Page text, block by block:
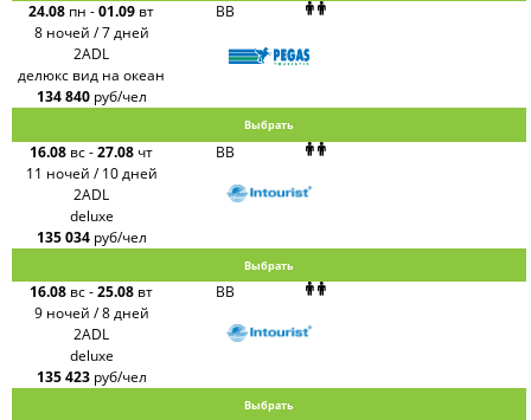
24.08 пн -01.09 вт
8 ночей / 7 дней
BB
2ADL
делюкс вид на океан
134 840 руб/чел
Выбрать
16.08 вс-27.08 чт
11 ночей / 10 дней
BB
2ADL
deluxe
135 034 руб/чел
Выбрать
16.08 вс-25.08 вт
9 ночей / 8 дней
BB
2ADL
deluxe
135 423 руб/чел
Выбрать